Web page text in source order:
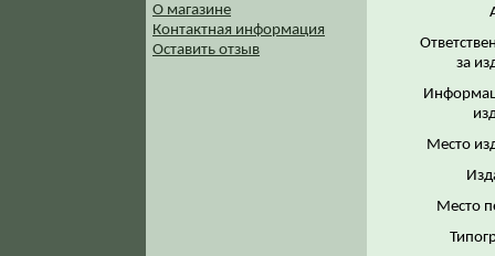
О магазине
Контактная информация
Оставить отзыв
за
Место
Место